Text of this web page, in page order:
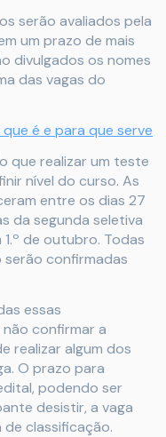
serão avaliados pela
um prazo de mais
divulgados os nomes
das vagas do
é e para que serve
que realizar um teste
nível do curso. As
entre os dias 27
da segunda seletiva
de outubro. Todas
confirmadas
essas
confirmar a
realizar algum dos
O prazo para
podendo ser
desistir, a vaga
de classificação.